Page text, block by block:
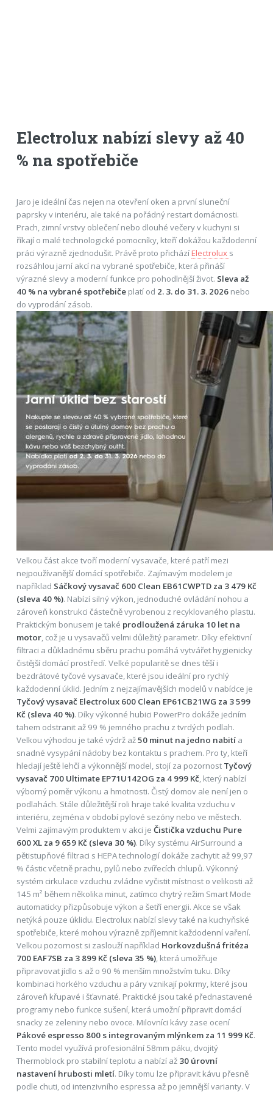
Electrolux nabízí slevy až 40
% na spotřebiče
Jaro je ideální čas nejen na otevření oken a první sluneční
paprsky v interiéru, ale také na pořádný restart domácnosti.
Prach, zimní vrstvy oblečení nebo dlouhé večery v kuchyni si
říkají o malé technologické pomocníky, kteří dokážou každodenní
práci výrazně zjednodušit. Právě proto přicházíElectrolux s
rozsáhlou jarní akcí na vybrané spotřebiče, která přináší
výrazné slevy a moderní funkce pro pohodlnější život. Sleva až
40 % na vybrané spotřebičeplatí od 2. 3. do 31. 3. 2026nebo
do vyprodání zásob.
Velkou část akce tvoří moderní vysavače, které patří mezi
nejpoužívanější domácí spotřebiče. Zajímavým modelem je
například Sáčkový vysavač 600 Clean EB61CWPTD za 3 479 Kč
(sleva 40 %). Nabízí silný výkon, jednoduché ovládání nohou a
zároveň konstrukci částečně vyrobenou z recyklovaného plastu.
Praktickým bonusem je také prodloužená záruka 10 let na
motor, což je u vysavačů velmi důležitý parametr. Díky efektivní
filtraci a důkladnému sběru prachu pomáhá vytvářet hygienicky
čistější domácí prostředí. Velké popularitě se dnes těší i
bezdrátové tyčové vysavače, které jsou ideální pro rychlý
každodenní úklid. Jedním z nejzajímavějších modelů v nabídce je
Tyčový vysavač Electrolux 600 Clean EP61CB21WG za 3 599
Kč (sleva 40 %). Díky výkonné hubici PowerPro dokáže jedním
tahem odstranit až 99 % jemného prachu z tvrdých podlah.
Velkou výhodou je také výdrž až50 minut na jedno nabitía
snadné vysypání nádoby bez kontaktu s prachem. Pro ty, kteří
hledají ještě lehčí a výkonnější model, stojí za pozornost Tyčový
vysavač 700 Ultimate EP71U142OG za 4 999 Kč, který nabízí
výborný poměr výkonu a hmotnosti. Čistý domov ale není jen o
podlahách. Stále důležitější roli hraje také kvalita vzduchu v
interiéru, zejména v období pylové sezóny nebo ve městech.
Velmi zajímavým produktem v akci je Čistička vzduchu Pure
600 XL za 9 659 Kč (sleva 30 %). Díky systému AirSurround a
pětistupňové filtraci s HEPA technologií dokáže zachytit až 99,97
% částic včetně prachu, pylů nebo zvířecích chlupů. Výkonný
systém cirkulace vzduchu zvládne vyčistit místnost o velikosti až
145 m² během několika minut, zatímco chytrý režim Smart Mode
automaticky přizpůsobuje výkon a šetří energii. Akce se však
netýká pouze úklidu. Electrolux nabízí slevy také na kuchyňské
spotřebiče, které mohou výrazně zpříjemnit každodenní vaření.
Velkou pozornost si zaslouží například Horkovzdušná fritéza
700 EAF7SB za 3 899 Kč (sleva 35 %), která umožňuje
připravovat jídlo s až o 90 % menším množstvím tuku. Díky
kombinaci horkého vzduchu a páry vznikají pokrmy, které jsou
zároveň křupavé i šťavnaté. Praktické jsou také přednastavené
programy nebo funkce sušení, která umožní připravit domácí
snacky ze zeleniny nebo ovoce. Milovníci kávy zase ocení
Pákové espresso 800 s integrovaným mlýnkem za 11 999 Kč.
Tento model využívá profesionální 58mm páku, dvojitý
Thermoblock pro stabilní teplotu a nabízí až 30 úrovní
nastavení hrubosti mletí. Díky tomu lze připravit kávu přesně
podle chuti, od intenzivního espressa až po jemnější varianty. V